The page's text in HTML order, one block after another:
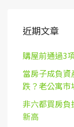
近期文章
購屋前通過3
當房子成負
跌？老公寓市
非六都買房負
新高